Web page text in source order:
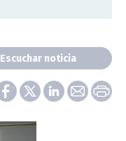
Escuchar noticia